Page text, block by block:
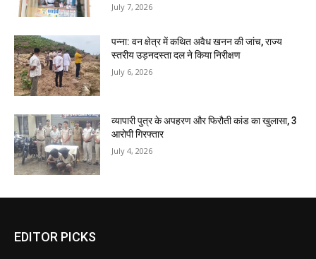
July 7, 2026
पन्ना: वन क्षेत्र में कथित अवैध खनन की जांच, राज्य
स्तरीय उड़नदस्ता दल ने किया निरीक्षण
July 6, 2026
व्यापारी पुत्र के अपहरण और फिरौती कांड का खुलासा, 3
आरोपी गिरफ्तार
July 4, 2026
EDITOR PICKS